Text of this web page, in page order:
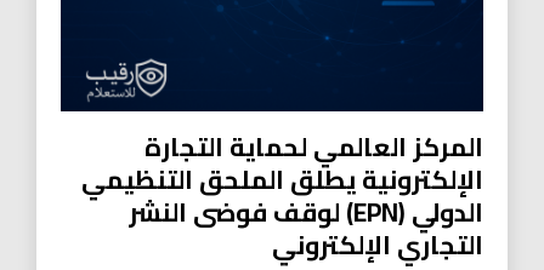
المركز العالمي لحماية التجارة
الإلكترونية يطلق الملحق التنظيمي
الدولي (EPN) لوقف فوضى النشر
التجاري الإلكتروني